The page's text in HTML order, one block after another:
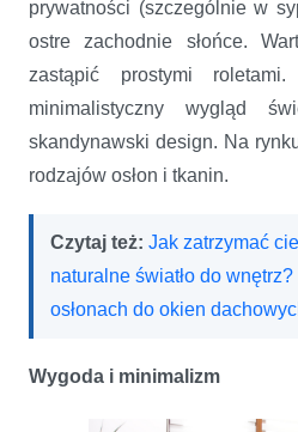
prywatności (szczególnie w
ostre zachodnie słońce.
zastąpić prostymi
minimalistyczny wygląd
skandynawski design. Na
rodzajów osłon i tkanin.
Czytaj też: Jak zatrzymać
naturalne światło do
osłonach do okien
Wygoda i minimalizm